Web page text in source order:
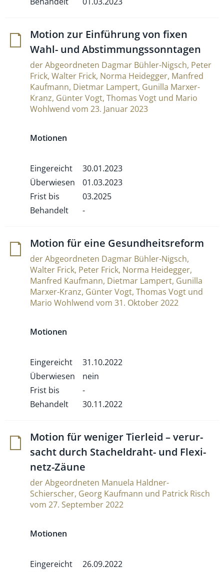
Motion zur Ein­füh­rung von fixen
Wahl- und Abstimmungssonntagen
der Abgeordneten Dagmar Bühler-Nigsch, Peter
Frick, Walter Frick, Norma Heidegger, Manfred
Kaufmann, Dietmar Lampert, Gunilla Marxer-
Kranz, Günter Vogt, Thomas Vogt und Mario
Wohlwend vom 23. Januar 2023
Motionen
Eingereicht
30.01.2023
Überwiesen
01.03.2023
Frist bis
03.2025
Behandelt
-
Motion für eine Gesundheitsreform
der Abgeordneten Dagmar Bühler-Nigsch,
Walter Frick, Peter Frick, Norma Heidegger,
Manfred Kaufmann, Dietmar Lampert, Gunilla
Marxer-Kranz, Günter Vogt, Thomas Vogt und
Mario Wohlwend vom 31. Oktober 2022
Motionen
Eingereicht
31.10.2022
Überwiesen
nein
Frist bis
-
Behandelt
30.11.2022
Motion für weniger Tier­leid – ver­ur­
sacht durch Sta­chel­draht- und Fle­xi­
netz-Zäune
der Abgeordneten Manuela Haldner-
Schierscher, Georg Kaufmann und Patrick Risch
vom 27. September 2022
Motionen
Eingereicht
26.09.2022